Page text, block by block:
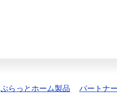
ぷらっとホーム製品 パートナ